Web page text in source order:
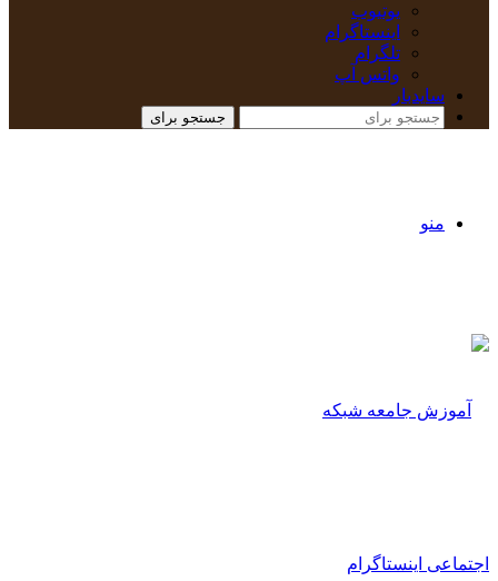
یوتیوب
اینستاگرام
تلگرام
واتس آپ
سایدبار
جستجو برای
منو